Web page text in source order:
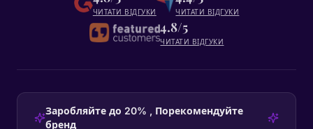
ЧИТАТИ ВІДГУКИ ЧИТАТИ ВІДГУКИ
4.8/5
ЧИТАТИ ВІДГУКИ
Заробляйте до 20% , Порекомендуйте
бренд